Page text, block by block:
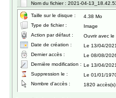
Nom du fichier : 2021-04-
Taille sur le disque :
4.38 Mo
Type de fichier :
Image
Action par défaut :
Ouvrir avec
Date de création :
Le 13/04/
Dernier accès :
Le 08/08/
Dernière modification : Le 13/04/
Suppression le :
Le 01/01/
Nombre d'accès :
1820 accès(s)